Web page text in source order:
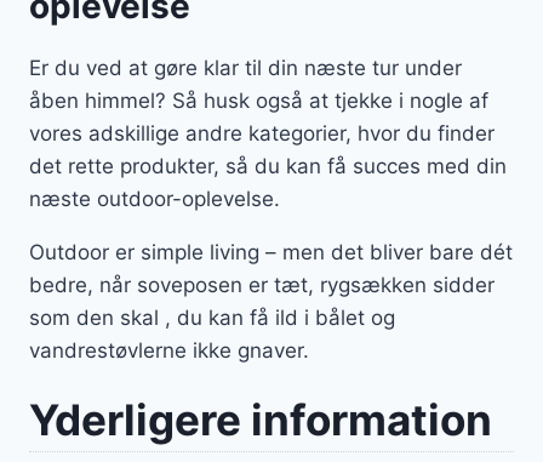
Er du ved at gøre klar til din næste tur under
åben himmel? Så husk også at tjekke i nogle af
vores adskillige andre kategorier, hvor du finder
det rette produkter, så du kan få succes med din
næste outdoor-oplevelse.
Outdoor er simple living – men det bliver bare dét
bedre, når soveposen er tæt, rygsækken sidder
som den skal , du kan få ild i bålet og
vandrestøvlerne ikke gnaver.
Yderligere information